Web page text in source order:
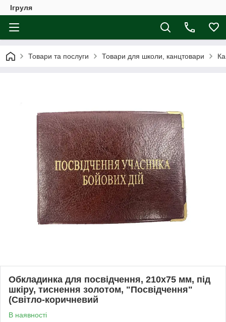
Ігруля
Товари та послуги Товари для школи, канцтовари
Обкладинка для посвідчення, 210х75 мм, під
шкіру, тиснення золотом, "Посвідчення"
(Світло-коричневий
В наявності